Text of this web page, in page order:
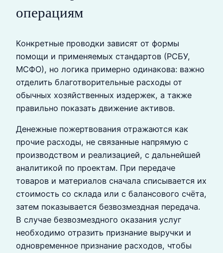
операциям
Конкретные проводки зависят от формы
помощи и применяемых стандартов (РСБУ,
МСФО), но логика примерно одинакова: важно
отделить благотворительные расходы от
обычных хозяйственных издержек, а также
правильно показать движение активов.
Денежные пожертвования отражаются как
прочие расходы, не связанные напрямую с
производством и реализацией, с дальнейшей
аналитикой по проектам. При передаче
товаров и материалов сначала списывается их
стоимость со склада или с балансового счёта,
затем показывается безвозмездная передача.
В случае безвозмездного оказания услуг
необходимо отразить признание выручки и
одновременное признание расходов, чтобы